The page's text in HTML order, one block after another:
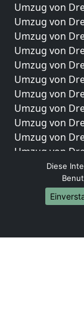
Umzug von
Umzug von
Umzug von
Umzug von
Umzug von
Umzug von
Umzug von
Umzug von
Umzug von
Umzug von
Umzug von
Umzug von
Umzug von
Umzug von
Umzug von
Diese